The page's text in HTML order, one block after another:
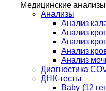
Медицинские анализы
Анализы
Анализ
Анализ
Анализ
Анализ
Анализ
Диагностика
ДНК-тесты
Baby (12